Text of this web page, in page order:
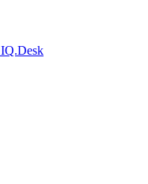
IQ.Desk